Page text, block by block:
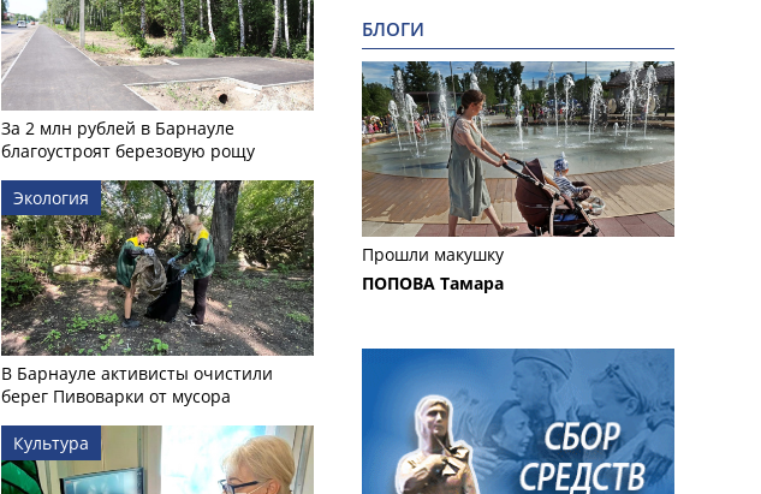
За 2 млн рублей в Барнауле
благоустроят березовую рощу
Экология
В Барнауле активисты очистили
берег Пивоварки от мусора
Культура
БЛОГИ
Прошли макушку
ПОПОВА Тамара